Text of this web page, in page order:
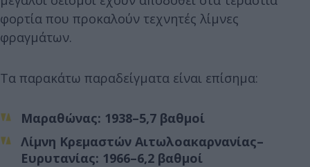
φορτία που προκαλούν τεχνητές λίμνες
φραγμάτων.
Τα παρακάτω παραδείγματα είναι επίσημα:
Μαραθώνας: 1938–5,7 βαθμοί
Λίμνη Κρεμαστών Αιτωλοακαρνανίας–
Ευρυτανίας: 1966–6,2 βαθμοί